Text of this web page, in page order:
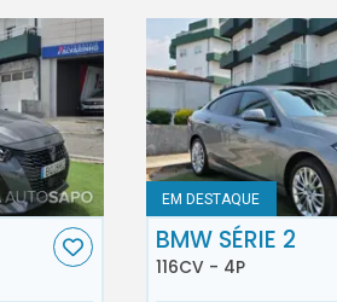
EM DESTAQUE
BMW SÉRIE 2
116CV - 4P